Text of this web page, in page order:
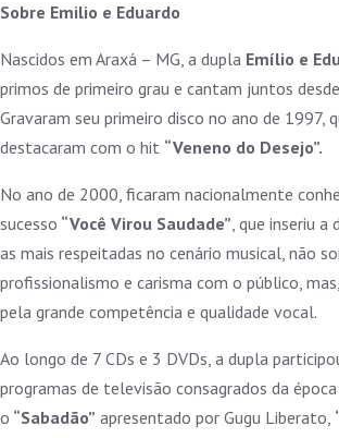
Sobre Emilio e Eduardo
Nascidos em Araxá – MG, a dupla Emílio e
primos de primeiro grau e cantam juntos
Gravaram seu primeiro disco no ano de 1997,
destacaram com o hit “Veneno do Desejo”.
No ano de 2000, ficaram nacionalmente
sucesso “Você Virou Saudade”, que inseriu a
as mais respeitadas no cenário musical, não
profissionalismo e carisma com o público,
pela grande competência e qualidade vocal.
Ao longo de 7 CDs e 3 DVDs, a dupla
programas de televisão consagrados da
o “Sabadão” apresentado por Gugu Liberato,